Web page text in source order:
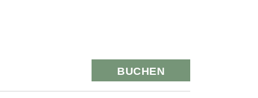
BUCHEN